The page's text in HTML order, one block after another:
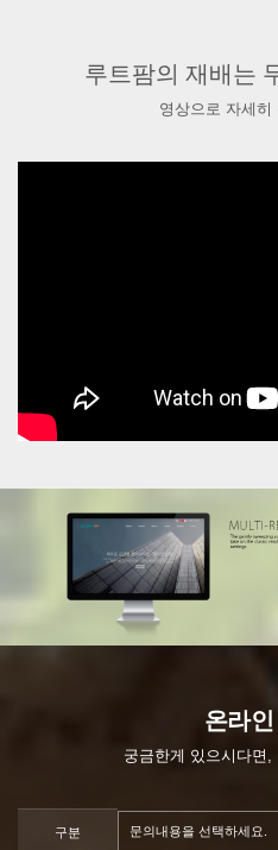
루트팜의 재배는
영상으로 자세히
온라인
궁금한게 있으시다면,
구분